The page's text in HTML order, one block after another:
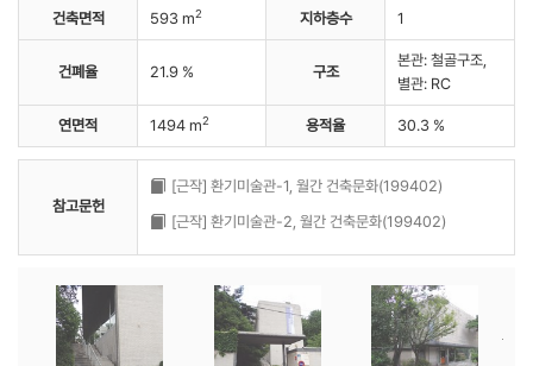
건축면적 593 m2 지하층수 1
건폐율 21.9 % 구조
본관: 철골구조,
별관: RC
연면적 1494 m2 용적율 30.3 %
참고문헌
[근작] 환기미술관-1, 월간 건축문화(199402)
[근작] 환기미술관-2, 월간 건축문화(199402)